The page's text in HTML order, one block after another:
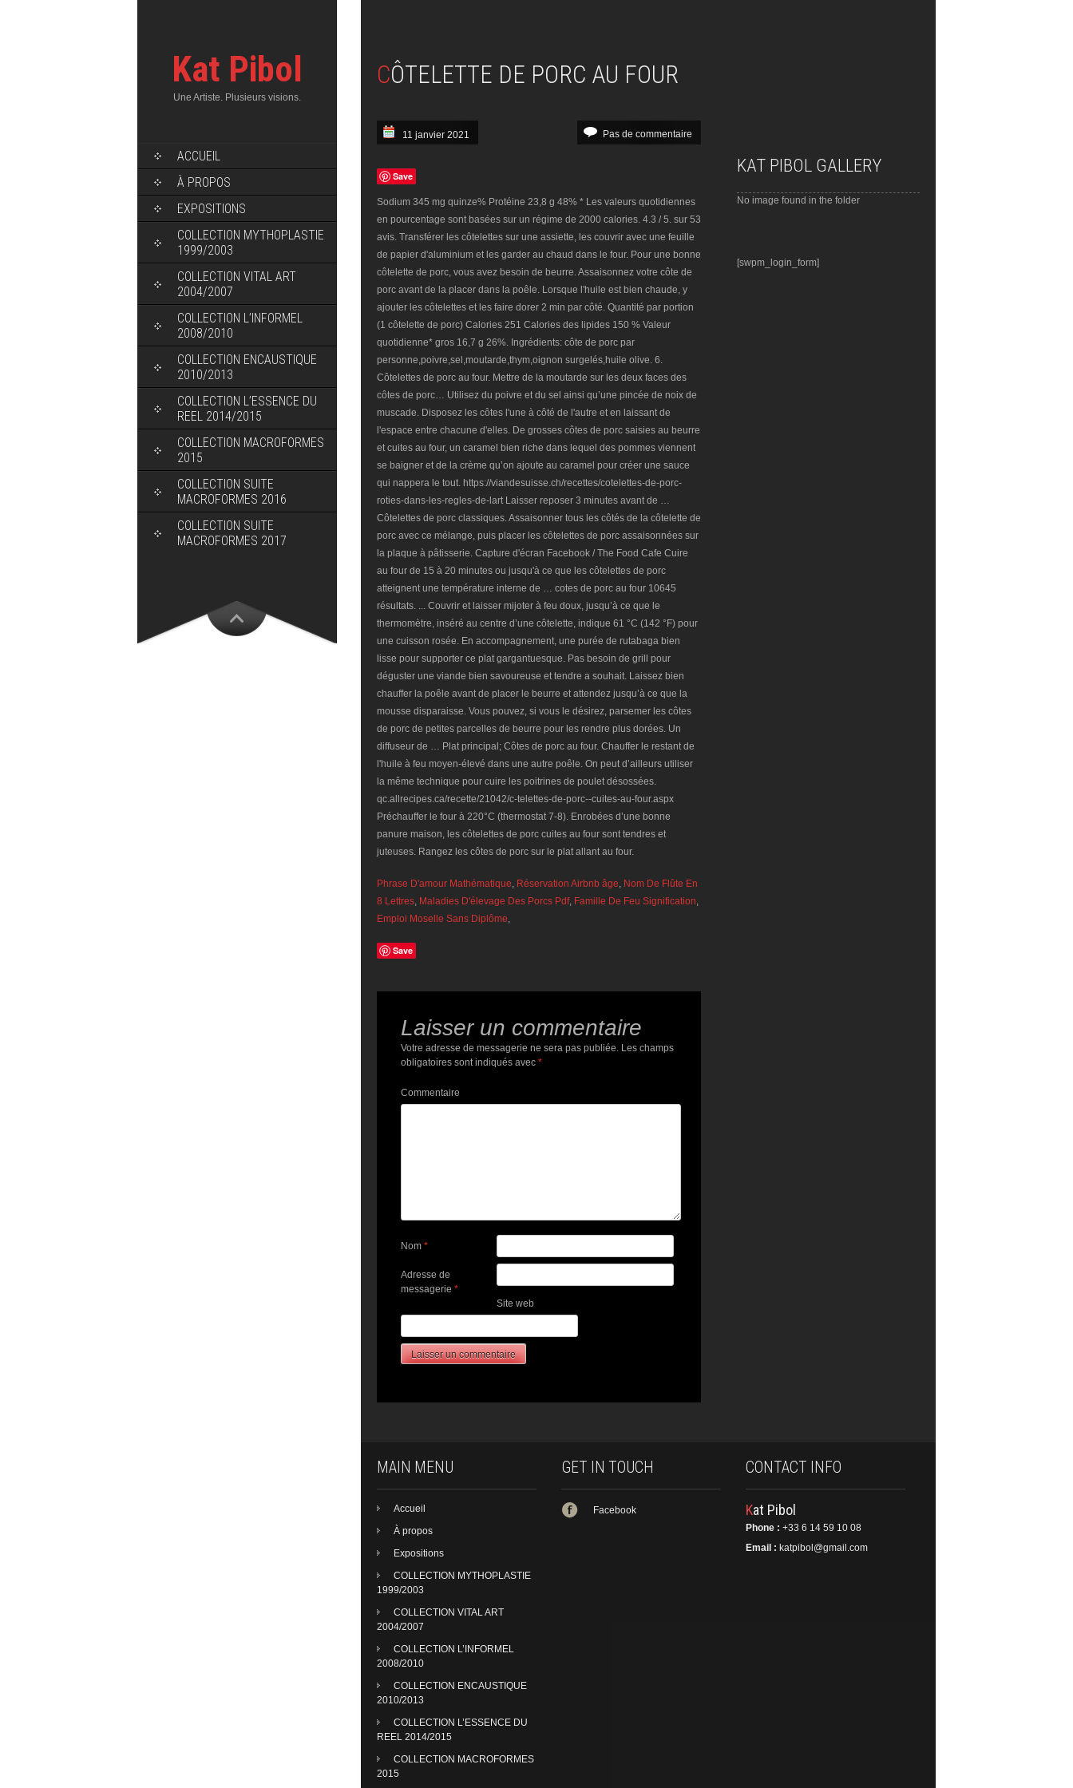
Kat Pibol
Une Artiste. Plusieurs visions.
ACCUEIL
À PROPOS
EXPOSITIONS
COLLECTION MYTHOPLASTIE
1999/2003
COLLECTION VITAL ART
2004/2007
COLLECTION L’INFORMEL
2008/2010
COLLECTION ENCAUSTIQUE
2010/2013
COLLECTION L’ESSENCE DU
REEL 2014/2015
COLLECTION MACROFORMES
2015
COLLECTION SUITE
MACROFORMES 2016
COLLECTION SUITE
MACROFORMES 2017
CÔTELETTE DE PORC AU FOUR
11 janvier 2021 Pas de commentaire
Save
Sodium 345 mg quinze% Protéine 23,8 g 48% * Les valeurs quotidiennes
en pourcentage sont basées sur un régime de 2000 calories. 4.3 / 5. sur 53
avis. Transférer les côtelettes sur une assiette, les couvrir avec une feuille
de papier d'aluminium et les garder au chaud dans le four. Pour une bonne
côtelette de porc, vous avez besoin de beurre. Assaisonnez votre côte de
porc avant de la placer dans la poêle. Lorsque l'huile est bien chaude, y
ajouter les côtelettes et les faire dorer 2 min par côté. Quantité par portion
(1 côtelette de porc) Calories 251 Calories des lipides 150 % Valeur
quotidienne* gros 16,7 g 26%. Ingrédients: côte de porc par
personne,poivre,sel,moutarde,thym,oignon surgelés,huile olive. 6.
Côtelettes de porc au four. Mettre de la moutarde sur les deux faces des
côtes de porc… Utilisez du poivre et du sel ainsi qu’une pincée de noix de
muscade. Disposez les côtes l'une à côté de l'autre et en laissant de
l'espace entre chacune d'elles. De grosses côtes de porc saisies au beurre
et cuites au four, un caramel bien riche dans lequel des pommes viennent
se baigner et de la crème qu’on ajoute au caramel pour créer une sauce
qui nappera le tout. https://viandesuisse.ch/recettes/cotelettes-de-porc-
roties-dans-les-regles-de-lart Laisser reposer 3 minutes avant de …
Côtelettes de porc classiques. Assaisonner tous les côtés de la côtelette de
porc avec ce mélange, puis placer les côtelettes de porc assaisonnées sur
la plaque à pâtisserie. Capture d'écran Facebook / The Food Cafe Cuire
au four de 15 à 20 minutes ou jusqu'à ce que les côtelettes de porc
atteignent une température interne de … cotes de porc au four 10645
résultats. ... Couvrir et laisser mijoter à feu doux, jusqu’à ce que le
thermomètre, inséré au centre d’une côtelette, indique 61 °C (142 °F) pour
une cuisson rosée. En accompagnement, une purée de rutabaga bien
lisse pour supporter ce plat gargantuesque. Pas besoin de grill pour
déguster une viande bien savoureuse et tendre a souhait. Laissez bien
chauffer la poêle avant de placer le beurre et attendez jusqu’à ce que la
mousse disparaisse. Vous pouvez, si vous le désirez, parsemer les côtes
de porc de petites parcelles de beurre pour les rendre plus dorées. Un
diffuseur de … Plat principal; Côtes de porc au four. Chauffer le restant de
l'huile à feu moyen-élevé dans une autre poêle. On peut d’ailleurs utiliser
la même technique pour cuire les poitrines de poulet désossées.
qc.allrecipes.ca/recette/21042/c-telettes-de-porc--cuites-au-four.aspx
Préchauffer le four à 220°C (thermostat 7-8). Enrobées d’une bonne
panure maison, les côtelettes de porc cuites au four sont tendres et
juteuses. Rangez les côtes de porc sur le plat allant au four.
Phrase D'amour Mathématique, Réservation Airbnb âge, Nom De Flûte En
8 Lettres, Maladies D'élevage Des Porcs Pdf, Famille De Feu Signification,
Emploi Moselle Sans Diplôme,
Save
Laisser un commentaire
Votre adresse de messagerie ne sera pas publiée. Les champs
obligatoires sont indiqués avec *
Commentaire
Nom *
Adresse de
messagerie *
Site web
KAT PIBOL GALLERY
No image found in the folder
[swpm_login_form]
MAIN MENU
Accueil
À propos
Expositions
COLLECTION MYTHOPLASTIE
1999/2003
COLLECTION VITAL ART
2004/2007
COLLECTION L’INFORMEL
2008/2010
COLLECTION ENCAUSTIQUE
2010/2013
COLLECTION L’ESSENCE DU
REEL 2014/2015
COLLECTION MACROFORMES
2015
GET IN TOUCH
Facebook
CONTACT INFO
Kat Pibol
Phone : +33 6 14 59 10 08
Email : katpibol@gmail.com